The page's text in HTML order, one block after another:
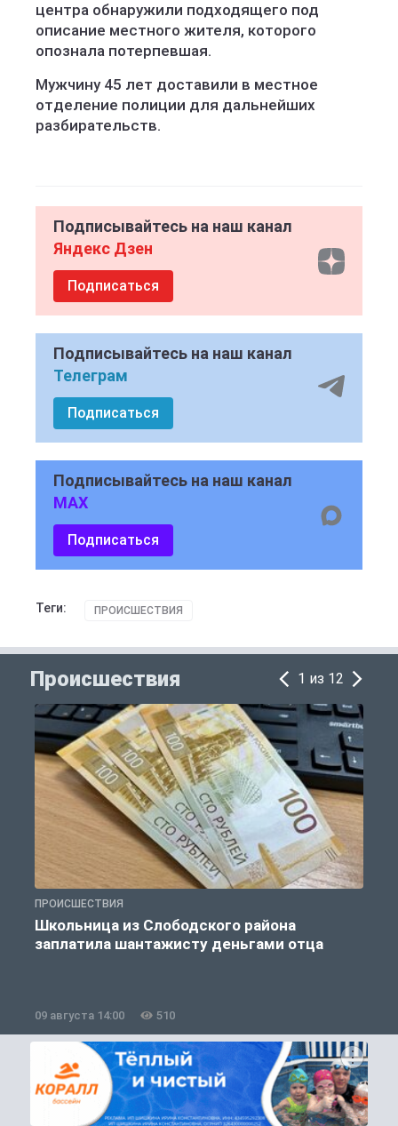
центра обнаружили подходящего под
описание местного жителя, которого
опознала потерпевшая.
Мужчину 45 лет доставили в местное
отделение полиции для дальнейших
разбирательств.
Подписывайтесь на наш канал
Яндекс Дзен
Подписаться
Подписывайтесь на наш канал
Телеграм
Подписаться
Подписывайтесь на наш канал
MAX
Подписаться
Теги: ПРОИСШЕСТВИЯ
Происшествия 1 из 12
ПРОИСШЕСТВИЯ
Школьница из Слободского района
заплатила шантажисту деньгами отца
09 августа 14:00 510